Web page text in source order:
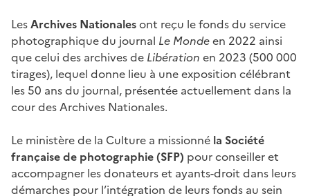
LesArchives Nationalesont reçu le fonds du service
photographique du journal Le Mondeen 2022 ainsi
que celui des archives de Libération en 2023 (500 000
tirages), lequel donne lieu à une exposition célébrant
les 50 ans du journal, présentée actuellement dans la
cour des Archives Nationales.
Le ministère de la Culture a missionné la Société
française de photographie (SFP) pour conseiller et
accompagner les donateurs et ayants-droit dans leurs
démarches pour l’intégration de leurs fonds au sein